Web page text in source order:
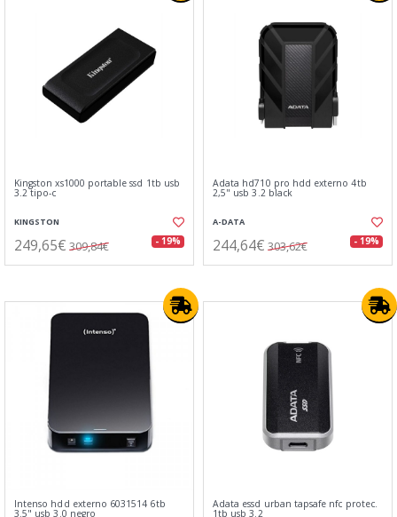
Kingston xs1000 portable ssd 1tb usb
3.2 tipo-c
KINGSTON
249,65€ 309,84€ - 19%
Adata hd710 pro hdd externo 4tb
2,5" usb 3.2 black
A-DATA
244,64€ 303,62€ - 19%
Intenso hdd externo 6031514 6tb
3.5" usb 3.0 negro
Adata essd urban tapsafe nfc protec.
1tb usb 3.2